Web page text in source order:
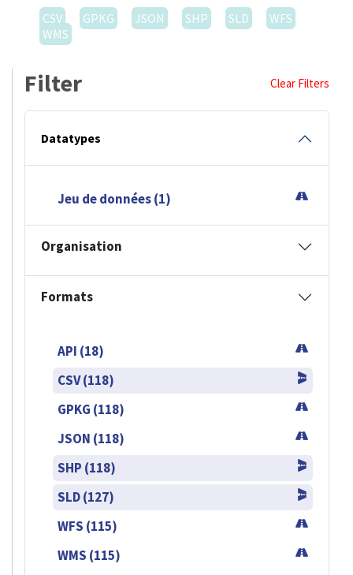
CSV
GPKG JSON SHP SLD
WFS
WMS
Filter Clear Filters
Datatypes
Jeu de données (1)
Organisation
Formats
API (18)
CSV (118)
GPKG (118)
JSON (118)
SHP (118)
SLD (127)
WFS (115)
WMS (115)